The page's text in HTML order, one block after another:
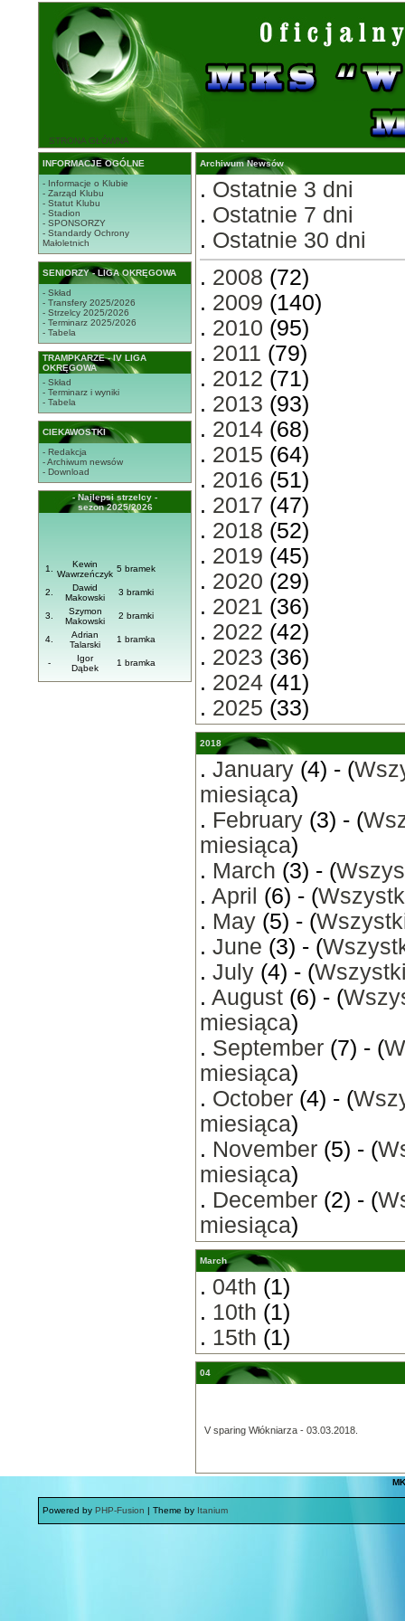
STRONA GŁÓWNA
INFORMACJE OGÓLNE
- Informacje o Klubie
- Zarząd Klubu
- Statut Klubu
- Stadion
- SPONSORZY
- Standardy Ochrony
Małoletnich
SENIORZY - LIGA OKRĘGOWA
- Skład
- Transfery 2025/2026
- Strzelcy 2025/2026
- Terminarz 2025/2026
- Tabela
TRAMPKARZE - IV LIGA
OKRĘGOWA
- Skład
- Terminarz i wyniki
- Tabela
CIEKAWOSTKI
- Redakcja
- Archiwum newsów
- Download
- Najlepsi strzelcy -
sezon 2025/2026
1.
Kewin
Wawrzeńczyk
5 bramek
2.
Dawid
Makowski
3 bramki
3.
Szymon
Makowski
2 bramki
4.
Adrian
Talarski
1 bramka
-
Igor
Dąbek
1 bramka
Archiwum Newsów
. Ostatnie 3 dni
. Ostatnie 7 dni
. Ostatnie 30 dni
. 2008 (72)
. 2009 (140)
. 2010 (95)
. 2011 (79)
. 2012 (71)
. 2013 (93)
. 2014 (68)
. 2015 (64)
. 2016 (51)
. 2017 (47)
. 2018 (52)
. 2019 (45)
. 2020 (29)
. 2021 (36)
. 2022 (42)
. 2023 (36)
. 2024 (41)
. 2025 (33)
2018
. January (4) - (
miesiąca)
. February (3) - (
miesiąca)
. March (3) - (
. April (6) - (
. May (5) - (
. June (3) - (
. July (4) - (
. August (6) - (
miesiąca)
. September (7) - (
miesiąca)
. October (4) - (
miesiąca)
. November (5) - (
miesiąca)
. December (2) - (
miesiąca)
March
. 04th (1)
. 10th (1)
. 15th (1)
04
V sparing Włókniarza - 03.03.2018.
Powered by PHP-Fusion | Theme by Itanium